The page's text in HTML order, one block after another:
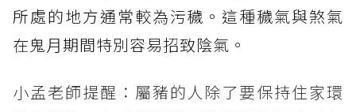
所處的地方通常較為污穢。這種穢氣與煞氣
在鬼月期間特別容易招致陰氣。
小孟老師提醒：屬豬的人除了要保持住家環